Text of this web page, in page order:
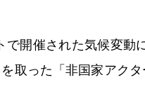
で開催された気候変動
取った「非国家アク